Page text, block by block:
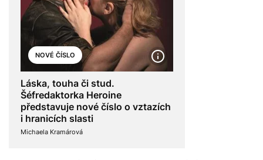
NOVÉ ČÍSLO
Láska, touha či stud.
Šéfredaktorka Heroine
představuje nové číslo o vztazích
i hranicích slasti
Michaela Kramárová